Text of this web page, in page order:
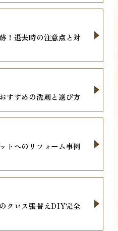
！退去時の注意点と対
すすめの洗剤と選び方
トへのリフォーム事例
クロス張替えDIY完全